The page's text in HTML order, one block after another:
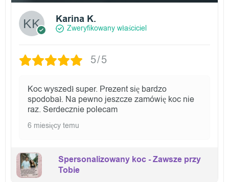
Karina K.
Zweryfikowany właściciel
5/5
Koc wyszedł super. Prezent się bardzo
spodobał. Na pewno jeszcze zamówię koc nie
raz. Serdecznie polecam
6 miesięcy temu
Spersonalizowany koc - Zawsze przy
Tobie